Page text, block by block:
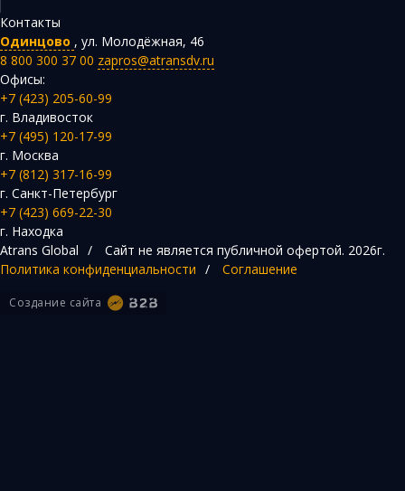
Контакты
Одинцово , ул. Молодёжная, 46
8 800 300 37 00 zapros@atransdv.ru
Офисы:
+7 (423) 205-60-99
г. Владивосток
+7 (495) 120-17-99
г. Москва
+7 (812) 317-16-99
г. Санкт-Петербург
+7 (423) 669-22-30
г. Находка
Atrans Global / Сайт не является публичной офертой. 2026г.
Политика конфиденциальности / Соглашение
Создание сайта